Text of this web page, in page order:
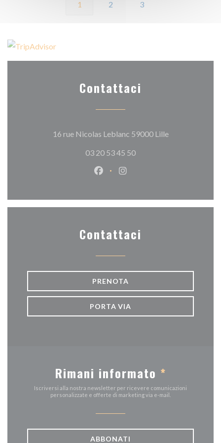
1 2 3
Contattaci
16 rue Nicolas Leblanc 59000 Lille((apre una
03 20 53 45 50
Facebook ((apre una nuova
Instagram ((apre una
Contattaci
PRENOTA
PORTA VIA
Rimani informato *
Iscriversi alla nostra newsletter per ricevere comunicazioni
personalizzate e offerte di marketing via e-mail.
ABBONATI